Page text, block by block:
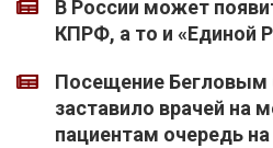
В России может
КПРФ, а то и «Единой
Посещение
заставило врачей на
пациентам очередь